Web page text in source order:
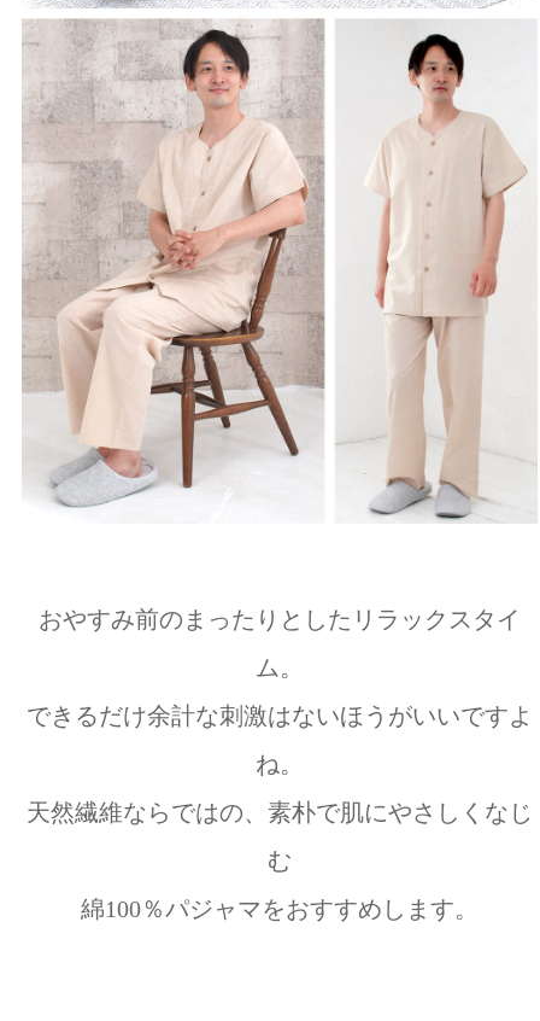
おやすみ前のまったりとしたリラックスタイ
ム。
できるだけ余計な刺激はないほうがいいですよ
ね。
天然繊維ならではの、素朴で肌にやさしくなじ
む
綿100％パジャマをおすすめします。